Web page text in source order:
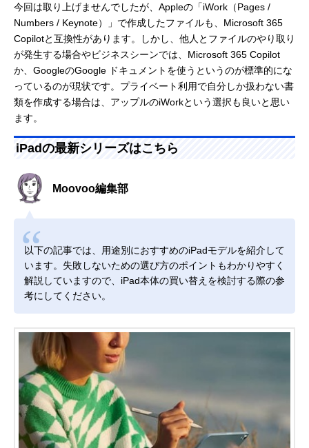
今回は取り上げませんでしたが、Appleの「iWork（Pages /
Numbers / Keynote）」で作成したファイルも、Microsoft 365
Copilotと互換性があります。しかし、他人とファイルのやり取り
が発生する場合やビジネスシーンでは、Microsoft 365 Copilot
か、GoogleのGoogle ドキュメントを使うというのが標準的にな
っているのが現状です。プライベート利用で自分しか扱わない書
類を作成する場合は、アップルのiWorkという選択も良いと思い
ます。
iPadの最新シリーズはこちら
Moovoo編集部
以下の記事では、用途別におすすめのiPadモデルを紹介して
います。失敗しないための選び方のポイントもわかりやすく
解説していますので、iPad本体の買い替えを検討する際の参
考にしてください。